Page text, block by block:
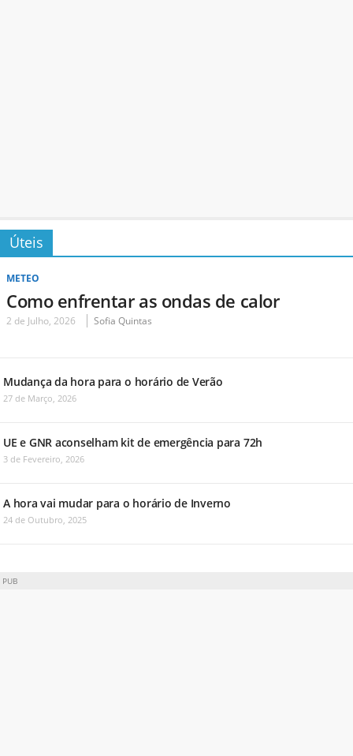
Úteis
METEO
Como enfrentar as ondas de calor
2 de Julho, 2026 Sofia Quintas
Mudança da hora para o horário de Verão
27 de Março, 2026
UE e GNR aconselham kit de emergência para 72h
3 de Fevereiro, 2026
A hora vai mudar para o horário de Inverno
24 de Outubro, 2025
PUB